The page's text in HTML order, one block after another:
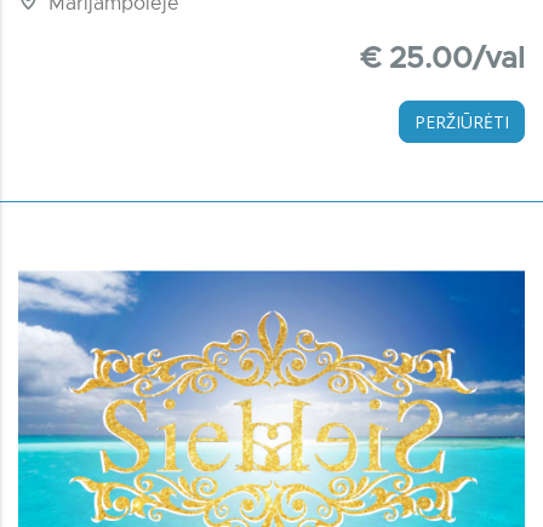
Marijampolėje
€ 25.00/val
PERŽIŪRĖTI